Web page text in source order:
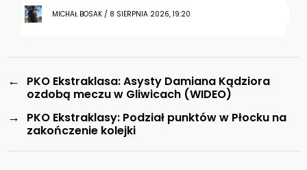
MICHAŁ BOSAK / 8 SIERPNIA 2026, 19:20
←
PKO Ekstraklasa: Asysty Damiana Kądziora
ozdobą meczu w Gliwicach (WIDEO)
→
PKO Ekstraklasy: Podział punktów w Płocku na
zakończenie kolejki